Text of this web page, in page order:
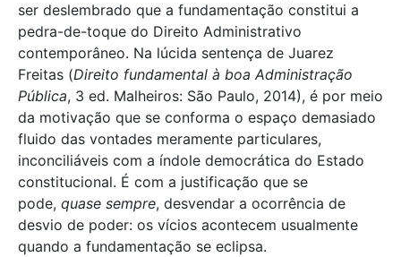
ser deslembrado que a fundamentação constitui a
pedra-de-toque do Direito Administrativo
contemporâneo. Na lúcida sentença de Juarez
Freitas (Direito fundamental à boa Administração
Pública, 3 ed. Malheiros: São Paulo, 2014), é por meio
da motivação que se conforma o espaço demasiado
fluido das vontades meramente particulares,
inconciliáveis com a índole democrática do Estado
constitucional. É com a justificação que se
pode, quase sempre, desvendar a ocorrência de
desvio de poder: os vícios acontecem usualmente
quando a fundamentação se eclipsa.